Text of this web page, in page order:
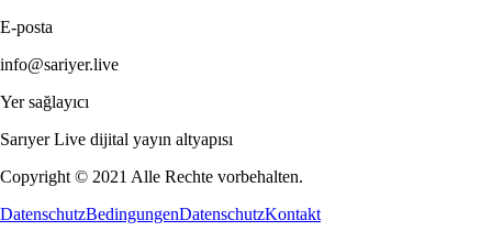
E-posta
info@sariyer.live
Yer sağlayıcı
Sarıyer Live dijital yayın altyapısı
Copyright © 2021 Alle Rechte vorbehalten.
DatenschutzBedingungenDatenschutzKontakt